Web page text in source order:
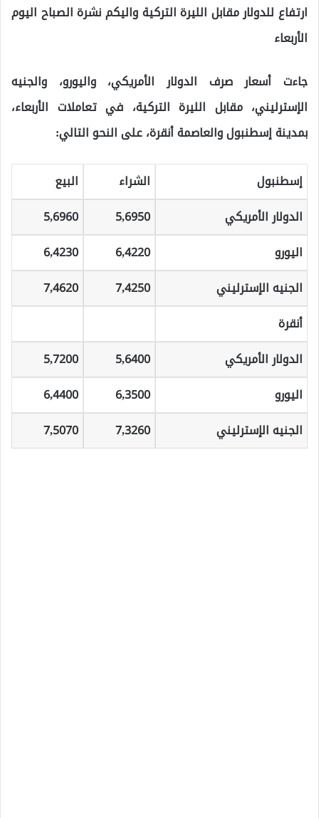
ارتفاع للدولار مقابل الليرة التركية واليكم نشرة الصباح اليوم
الأربعاء
جاءت أسعار صرف الدولار الأمريكي، واليورو، والجنيه
الإسترليني، مقابل الليرة التركية، في تعاملات الأربعاء،
بمدينة إسطنبول والعاصمة أنقرة، على النحو التالي:
إسطنبول الشراء
البيع
الدولار الأمريكي
5,6950
5,6960
اليورو
6,4220
6,4230
الجنيه الإسترليني
7,4250
7,4620
أنقرة
الدولار الأمريكي
5,6400
5,7200
اليورو
6,3500
6,4400
الجنيه الإسترليني
7,3260
7,5070